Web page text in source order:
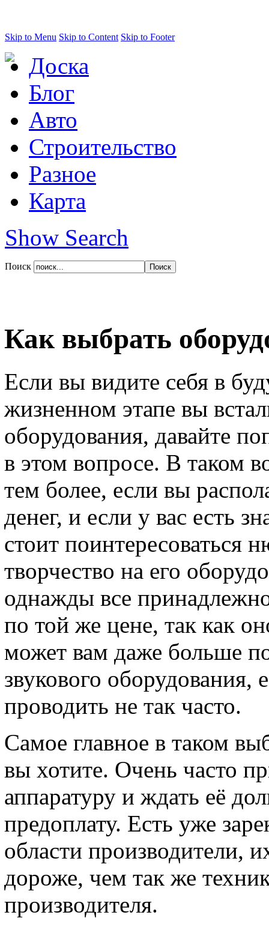
Skip to Menu Skip to Content Skip to Footer
Доска
Блог
Авто
Строительство
Разное
Карта
Show Search
Поиск
Как выбрать
Если вы видите себя в
жизненном этапе вы
оборудования, давайте
в этом вопросе. В таком
тем более, если вы
денег, и если у вас есть
стоит поинтересоваться
творчество на его
однажды все
по той же цене, так как
может вам даже больше
звукового оборудования,
проводить не так часто.
Самое главное в таком
вы хотите. Очень часто
аппаратуру и ждать её
предоплату. Есть уже
области производители,
дороже, чем так же
производителя.